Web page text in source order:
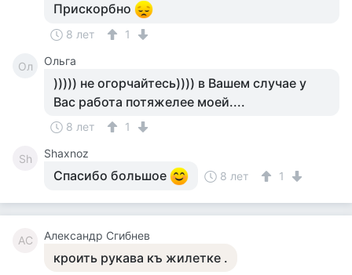
Прискорбно
8 лет 1
Ол Ольга
))))) не огорчайтесь)))) в Вашем случае у
Вас работа потяжелее моей....
8 лет 1
Sh Shaxnoz
Спасибо большое 8 лет 1
АС Александр Сгибнев
кроить рукава къ жилетке .